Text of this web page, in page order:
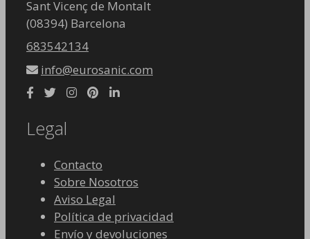
Sant Vicenç de Montalt
(08394) Barcelona
683542134
info@eurosanic.com
Legal
Contacto
Sobre Nosotros
Aviso Legal
Política de privacidad
Envío y devoluciones